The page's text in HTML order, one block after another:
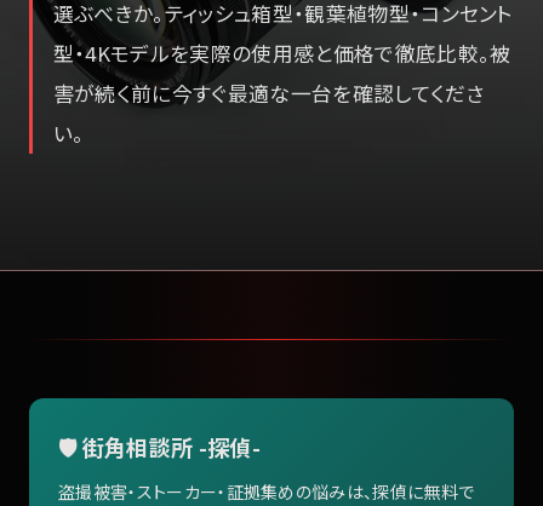
選ぶべきか。ティッシュ箱型・観葉植物型・コンセント
型・4Kモデルを実際の使用感と価格で徹底比較。被
害が続く前に今すぐ最適な一台を確認してくださ
い。
🛡️ 街角相談所 -探偵-
盗撮被害・ストーカー・証拠集めの悩みは、探偵に無料で